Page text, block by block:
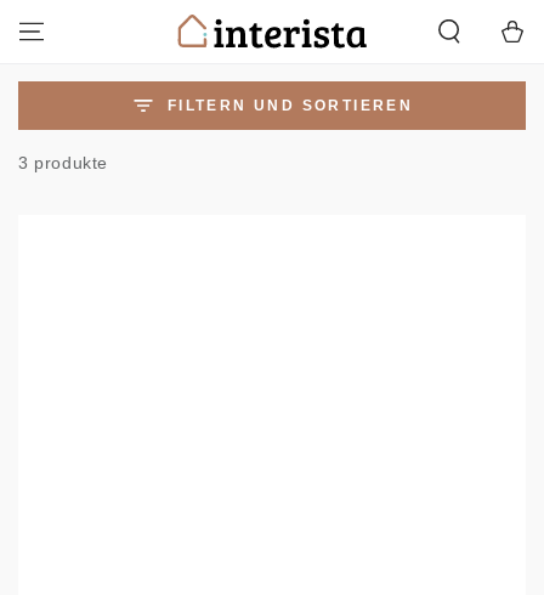
SPRINGEN
FILTERN UND SORTIEREN
3 produkte